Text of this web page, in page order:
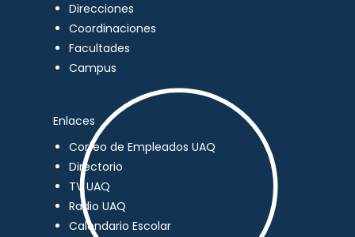
Direcciones
Coordinaciones
Facultades
Campus
Enlaces
Correo de Empleados UAQ
Directorio
TV UAQ
Radio UAQ
Calendario Escolar